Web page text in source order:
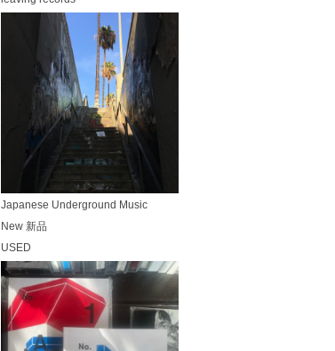
Japanese Underground Music
New 新品
USED